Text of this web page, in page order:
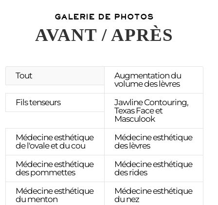
GALERIE DE PHOTOS
AVANT / APRÈS
Tout
Augmentation du
volume des lèvres
Fils tenseurs
Jawline Contouring,
Texas Face et
Masculook
Médecine esthétique
de l'ovale et du cou
Médecine esthétique
des lèvres
Médecine esthétique
des pommettes
Médecine esthétique
des rides
Médecine esthétique
du menton
Médecine esthétique
du nez